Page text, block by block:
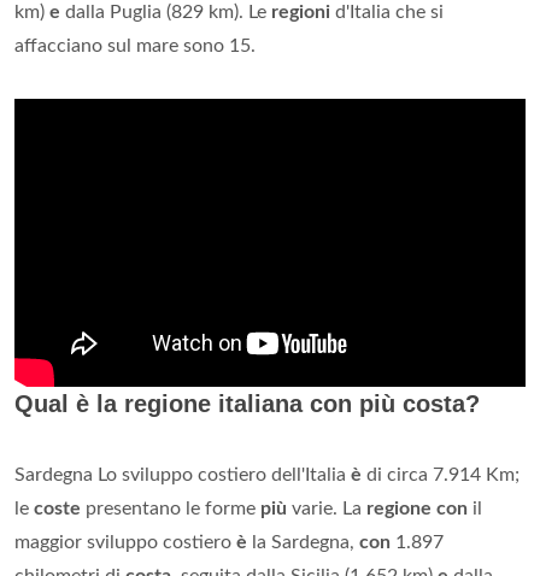
km) e dalla Puglia (829 km). Le regioni d'Italia che si
affacciano sul mare sono 15.
Qual è la regione italiana con più costa?
Sardegna Lo sviluppo costiero dell'Italia è di circa 7.914 Km;
le coste presentano le forme più varie. La regione con il
maggior sviluppo costiero è la Sardegna, con 1.897